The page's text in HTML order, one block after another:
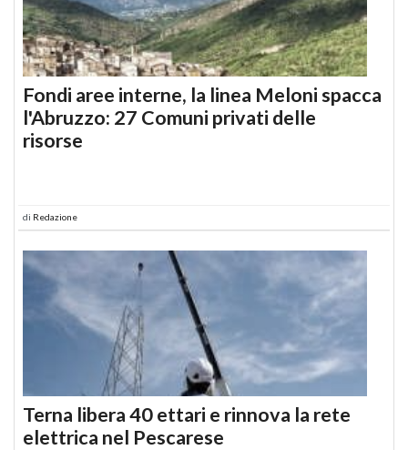
Fondi aree interne, la linea Meloni spacca
l'Abruzzo: 27 Comuni privati delle
risorse
di Redazione
Terna libera 40 ettari e rinnova la rete
elettrica nel Pescarese